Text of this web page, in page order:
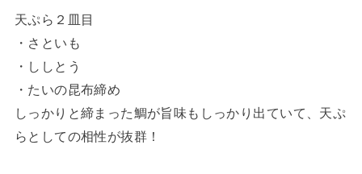
天ぷら２皿目
・さといも
・ししとう
・たいの昆布締め
しっかりと締まった鯛が旨味もしっかり出ていて、天ぷ
らとしての相性が抜群！